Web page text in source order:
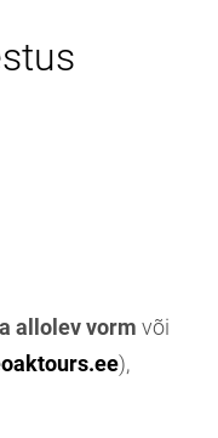
allolev vorm või
),